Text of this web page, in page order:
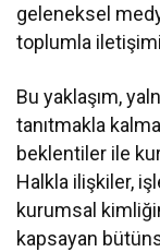
geleneksel
toplumla
Bu yaklaşım,
tanıtmakla
beklentiler ile
Halkla ilişkiler,
kurumsal
kapsayan